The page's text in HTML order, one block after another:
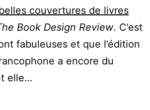
couvertures de livres
Book Design Review. C’est
fabuleuses et que l’édition
a encore du
elle…